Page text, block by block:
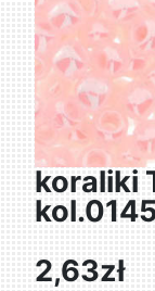
koraliki
2,63zł